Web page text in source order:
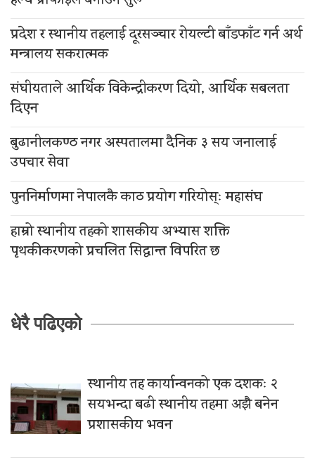
प्रदेश र स्थानीय तहलाई दूरसञ्चार रोयल्टी बाँडफाँट गर्न अर्थ
मन्त्रालय सकरात्मक
संघीयताले आर्थिक विकेन्द्रीकरण दियो, आर्थिक सबलता
दिएन
बुढानीलकण्ठ नगर अस्पतालमा दैनिक ३ सय जनालाई
उपचार सेवा
पुननिर्माणमा नेपालकै काठ प्रयोग गरियोस्ः महासंघ
हाम्रो स्थानीय तहको शासकीय अभ्यास शक्ति
पृथकीकरणको प्रचलित सिद्धान्त विपरित छ
धेरै पढिएको
स्थानीय तह कार्यान्वनको एक दशकः २
सयभन्दा बढी स्थानीय तहमा अझै बनेन
प्रशासकीय भवन